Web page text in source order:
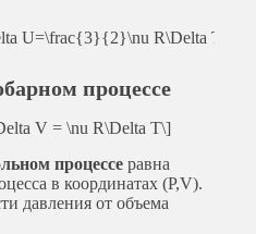
процессе
процессе равна
в координатах (P,V).
давления от объема